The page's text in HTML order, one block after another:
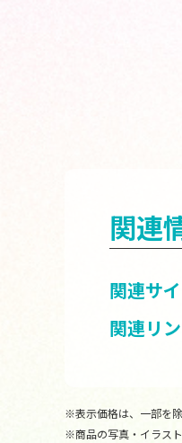
関連
関連サ
関連リ
※表示価格は、一部を
※商品の写真・イラス